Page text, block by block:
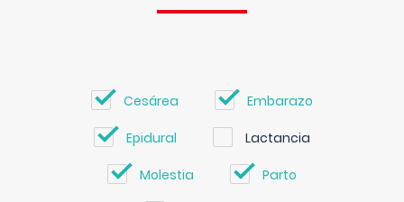
Cesárea Embarazo
Epidural Lactancia
Molestia Parto